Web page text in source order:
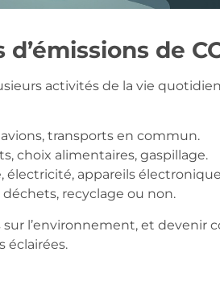
de
activités de la vie
transports en commun.
choix alimentaires, gaspillage.
électricité, appareils
recyclage ou non.
l’environnement, et devenir
éclairées.